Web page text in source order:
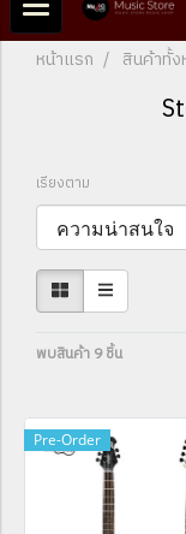
หน้าแรก สินค้าทั้
เรียงตาม
พบสินค้า 9 ชิ้น
Pre-Order